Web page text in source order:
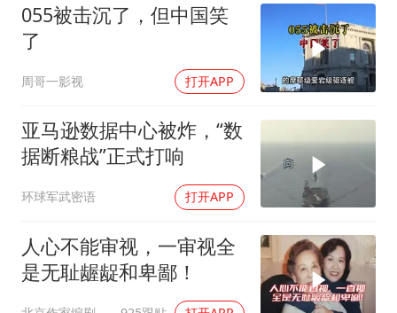
胡彦斌韩磊 谁帮谁
“今天得有40℃了吧 为啥还不预警”
夯实基础开新局
055被击沉了，但中国笑
了
周哥一影视 打开APP
亚马逊数据中心被炸，“数
据断粮战”正式打响
环球军武密语 打开APP
人心不能审视，一审视全
是无耻龌龊和卑鄙！